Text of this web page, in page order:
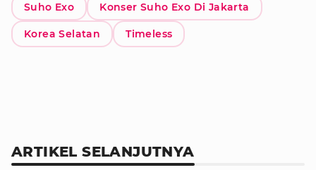
Suho Exo Konser Suho Exo Di Jakarta
Korea Selatan Timeless
ARTIKEL SELANJUTNYA